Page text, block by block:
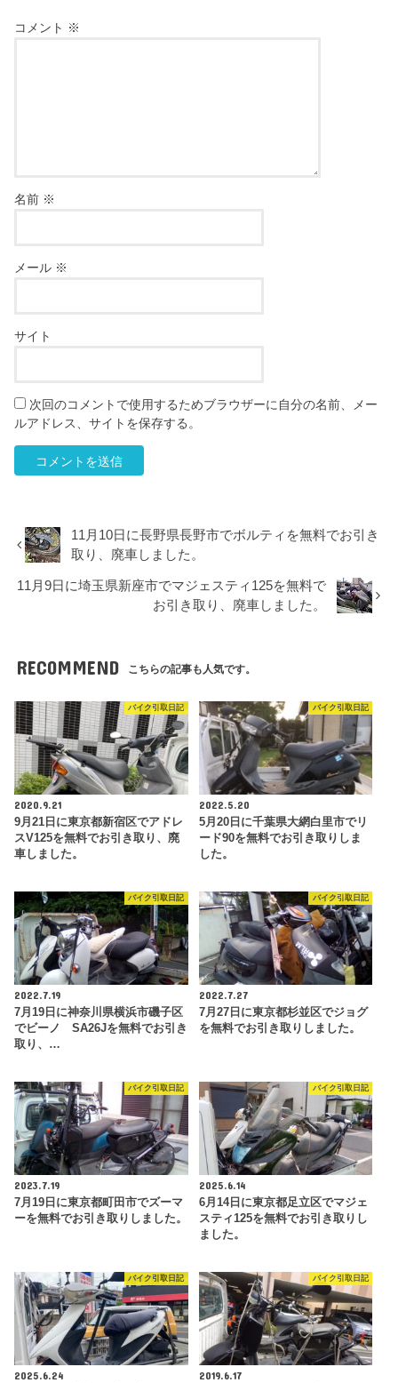
コメント ※
名前 ※
メール ※
サイト
次回のコメントで使用するためブラウザーに自分の名前、メー
ルアドレス、サイトを保存する。
11月10日に長野県長野市でボルティを無料でお引き
取り、廃車しました。
11月9日に埼玉県新座市でマジェスティ125を無料で
お引き取り、廃車しました。
RECOMMEND こちらの記事も人気です。
バイク引取日記
2020.9.21
9月21日に東京都新宿区でアドレ
スV125を無料でお引き取り、廃
車しました。
バイク引取日記
2022.5.20
5月20日に千葉県大網白里市でリ
ード90を無料でお引き取りしま
した。
バイク引取日記
2022.7.19
7月19日に神奈川県横浜市磯子区
でビーノ SA26Jを無料でお引き
取り、…
バイク引取日記
2022.7.27
7月27日に東京都杉並区でジョグ
を無料でお引き取りしました。
バイク引取日記
2023.7.19
7月19日に東京都町田市でズーマ
ーを無料でお引き取りしました。
バイク引取日記
2025.6.14
6月14日に東京都足立区でマジェ
スティ125を無料でお引き取りし
ました。
バイク引取日記
2025.6.24
バイク引取日記
2019.6.17